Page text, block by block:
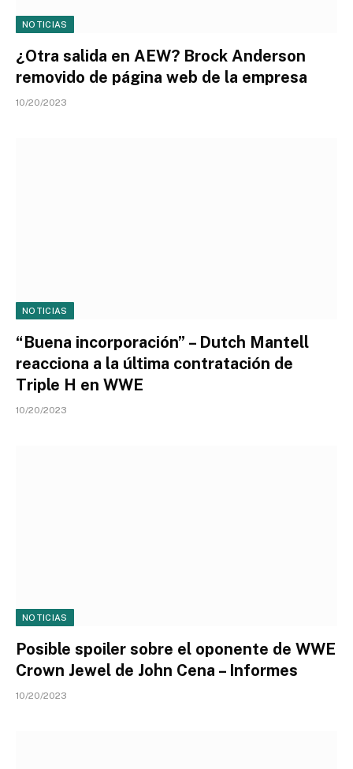
NOTICIAS
¿Otra salida en AEW? Brock Anderson
removido de página web de la empresa
10/20/2023
NOTICIAS
“Buena incorporación” – Dutch Mantell
reacciona a la última contratación de
Triple H en WWE
10/20/2023
NOTICIAS
Posible spoiler sobre el oponente de WWE
Crown Jewel de John Cena – Informes
10/20/2023